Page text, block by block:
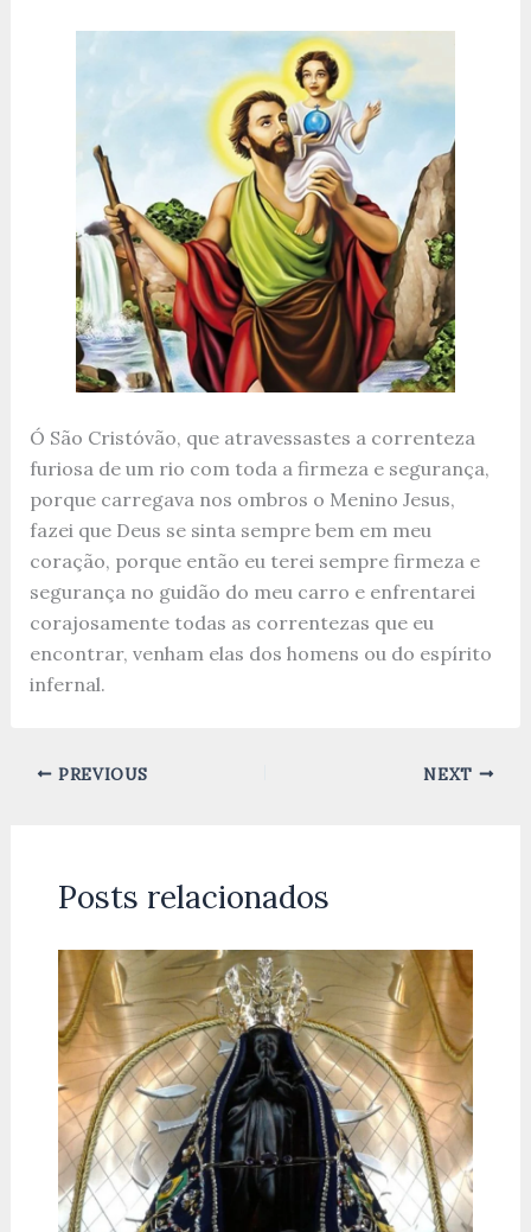
Ó São Cristóvão, que atravessastes a correnteza
furiosa de um rio com toda a firmeza e segurança,
porque carregava nos ombros o Menino Jesus,
fazei que Deus se sinta sempre bem em meu
coração, porque então eu terei sempre firmeza e
segurança no guidão do meu carro e enfrentarei
corajosamente todas as correntezas que eu
encontrar, venham elas dos homens ou do espírito
infernal.
PREVIOUS NEXT
Posts relacionados